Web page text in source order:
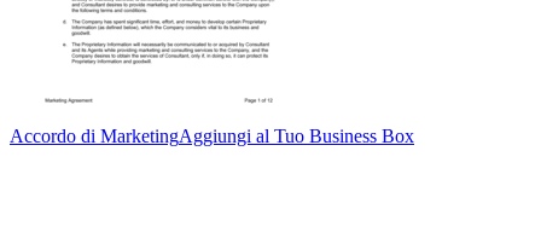
Accordo di MarketingAggiungi al Tuo Business Box